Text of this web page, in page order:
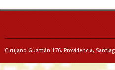
Cirujano Guzmán 176, Providencia,